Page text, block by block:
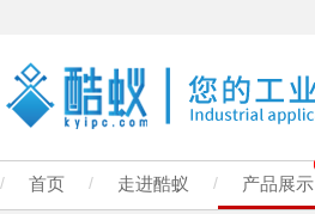
/ 首页 / 走进酷蚁 / 产品展示